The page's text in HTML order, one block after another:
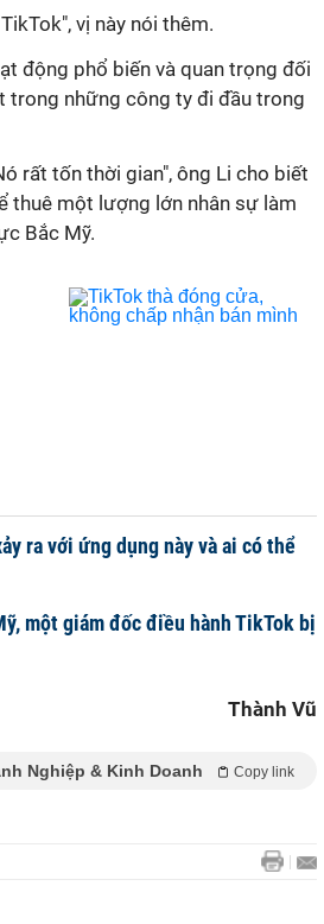
vị này nói thêm.
động phổ biến và quan trọng đối
trong những công ty đi đầu trong
rất tốn thời gian", ông Li cho biết
thuê một lượng lớn nhân sự làm
Bắc Mỹ.
ra với ứng dụng này và ai có thể
một giám đốc điều hành TikTok bị
Thành Vũ
Nghiệp & Kinh Doanh Copy link